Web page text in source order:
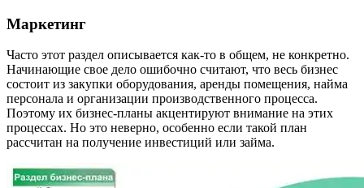
Маркетинг
Часто этот раздел описывается как-то в общем, не конкретно.
Начинающие свое дело ошибочно считают, что весь бизнес
состоит из закупки оборудования, аренды помещения, найма
персонала и организации производственного процесса.
Поэтому их бизнес-планы акцентируют внимание на этих
процессах. Но это неверно, особенно если такой план
рассчитан на получение инвестиций или займа.